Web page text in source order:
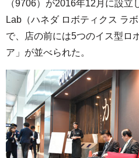
（9706）が2016年12月に設
Lab（ハネダ ロボティクス ラ
で、店の前には5つのイス型ロ
ア」が並べられた。